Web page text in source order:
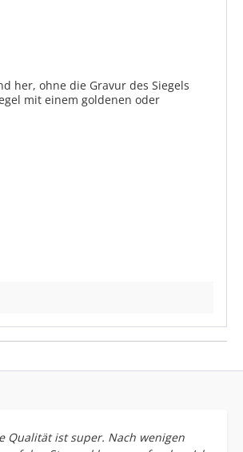
her, ohne die Gravur des Siegels
mit einem goldenen oder
Qualität ist super. Nach wenigen